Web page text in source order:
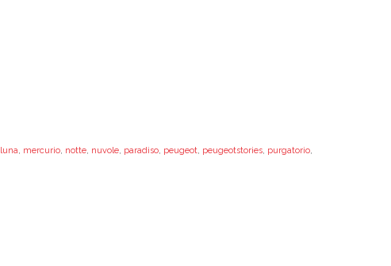
luna, mercurio, notte, nuvole, paradiso, peugeot, peugeotstories, purgatorio,